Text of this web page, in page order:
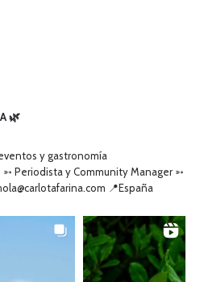
🌿
y gastronomía
➳ Periodista y Community Manager ➳
📍España